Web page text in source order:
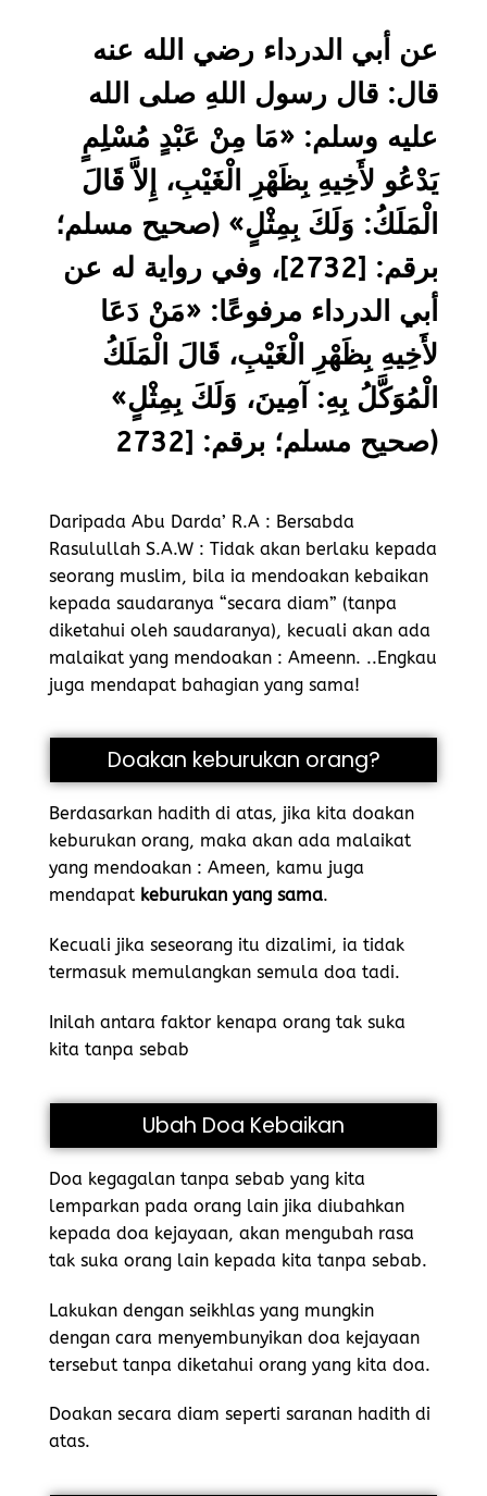
عن أبي الدرداء رضي الله عنه
قال: قال رسول اللهِ صلى الله
عليه وسلم: «مَا مِنْ عَبْدٍ مُسْلِمٍ
يَدْعُو لأَخِيهِ بِظَهْرِ الْغَيْبِ، إِلاَّ قَالَ
الْمَلَكُ: وَلَكَ بِمِثْلٍ» (صحيح مسلم؛
برقم: [2732]، وفي رواية له عن
أبي الدرداء مرفوعًا: «مَنْ دَعَا
لأَخِيهِ بِظَهْرِ الْغَيْبِ، قَالَ الْمَلَكُ
الْمُوَكَّلُ بِهِ: آمِينَ، وَلَكَ بِمِثْلٍ»
(صحيح مسلم؛ برقم: [2732
Daripada Abu Darda’ R.A : Bersabda
Rasulullah S.A.W : Tidak akan berlaku kepada
seorang muslim, bila ia mendoakan kebaikan
kepada saudaranya “secara diam” (tanpa
diketahui oleh saudaranya), kecuali akan ada
malaikat yang mendoakan : Ameenn. ..Engkau
juga mendapat bahagian yang sama!
Doakan keburukan orang?
Berdasarkan hadith di atas, jika kita doakan
keburukan orang, maka akan ada malaikat
yang mendoakan : Ameen, kamu juga
mendapat keburukan yang sama.
Kecuali jika seseorang itu dizalimi, ia tidak
termasuk memulangkan semula doa tadi.
Inilah antara faktor kenapa orang tak suka
kita tanpa sebab
Ubah Doa Kebaikan
Doa kegagalan tanpa sebab yang kita
lemparkan pada orang lain jika diubahkan
kepada doa kejayaan, akan mengubah rasa
tak suka orang lain kepada kita tanpa sebab.
Lakukan dengan seikhlas yang mungkin
dengan cara menyembunyikan doa kejayaan
tersebut tanpa diketahui orang yang kita doa.
Doakan secara diam seperti saranan hadith di
atas.